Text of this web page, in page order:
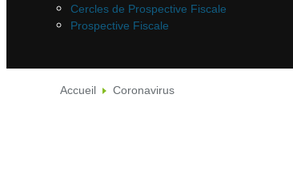
Cercles de Prospective Fiscale
Prospective Fiscale
Accueil Coronavirus